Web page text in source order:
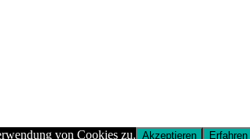
von Cookies zu. Akzeptieren